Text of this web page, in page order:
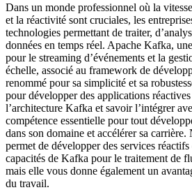
Dans un monde professionnel où la
et la réactivité sont cruciales, les
technologies permettant de traiter,
données en temps réel. Apache Kafka,
pour le streaming d’événements et la
échelle, associé au framework de
renommé pour sa simplicité et sa
pour développer des applications
l’architecture Kafka et savoir l’intégrer
compétence essentielle pour tout
dans son domaine et accélérer sa
permet de développer des services
capacités de Kafka pour le traitement de
mais elle vous donne également un
du travail.